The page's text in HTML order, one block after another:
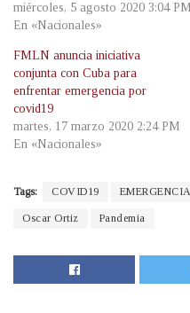
miércoles, 5 agosto 2020 3:04 PM
En «Nacionales»
FMLN anuncia iniciativa
conjunta con Cuba para
enfrentar emergencia por
covid19
martes, 17 marzo 2020 2:24 PM
En «Nacionales»
Tags: COVID19
Oscar Ortiz Pandemia